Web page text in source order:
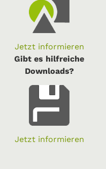
Jetzt informieren
Gibt es hilfreiche
Downloads?
Jetzt informieren